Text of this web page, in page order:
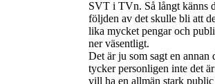
SVT i TVn. Så långt känns
följden av det skulle bli att
lika mycket pengar och
ner väsentligt.
Det är ju som sagt en annan
tycker personligen inte det
vill ha en allmän stark